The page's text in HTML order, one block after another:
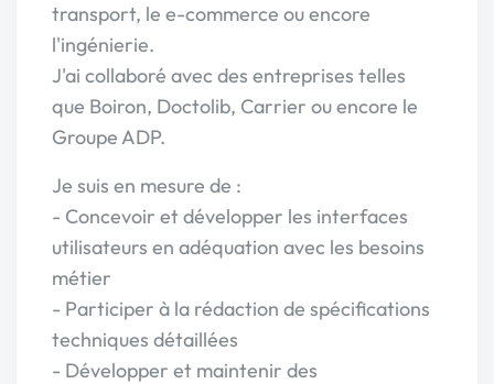
transport, le e-commerce ou encore
l'ingénierie.
J'ai collaboré avec des entreprises telles
que Boiron, Doctolib, Carrier ou encore le
Groupe ADP.
Je suis en mesure de :
- Concevoir et développer les interfaces
utilisateurs en adéquation avec les besoins
métier
- Participer à la rédaction de spécifications
techniques détaillées
- Développer et maintenir des